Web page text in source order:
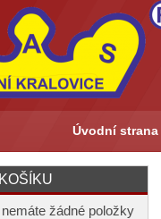
Úvodní strana
žádné položky